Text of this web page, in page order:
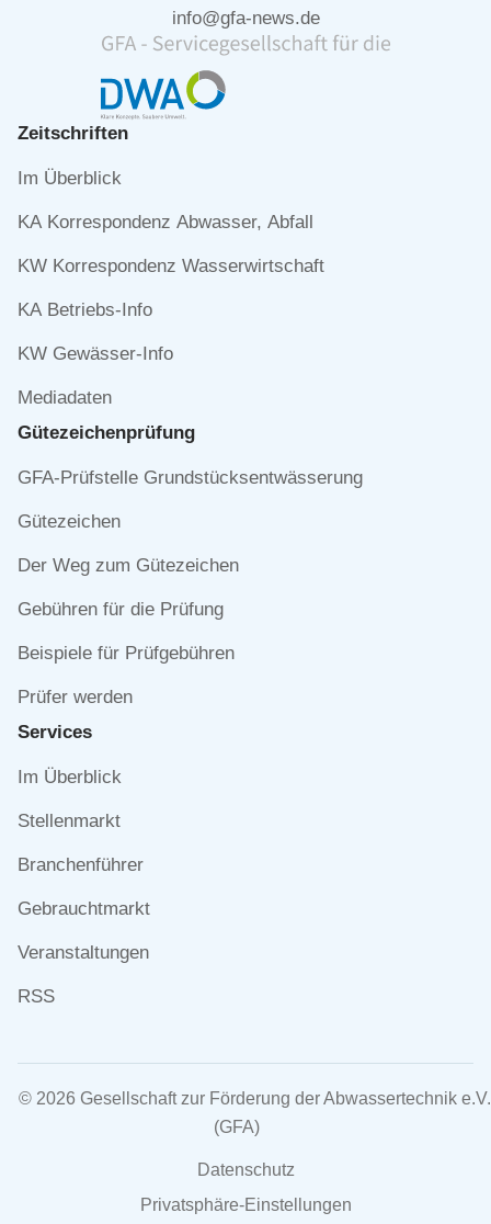
info@gfa-news.de
Zeitschriften
Navigation
Im Überblick
KA Korrespondenz Abwasser, Abfall
KW Korrespondenz Wasserwirtschaft
KA Betriebs-Info
KW Gewässer-Info
Mediadaten
Gütezeichen­prüfung
Navigation
GFA-Prüfstelle Grundstücksentwässerung
Gütezeichen
Der Weg zum Gütezeichen
Gebühren für die Prüfung
Beispiele für Prüfgebühren
Prüfer werden
Services
Navigation
Im Überblick
Stellenmarkt
Branchenführer
Gebrauchtmarkt
Veranstaltungen
RSS
© 2026 Gesellschaft zur Förderung der Abwassertechnik e.V.
(GFA)
Navigation
überspringen
Datenschutz
Privatsphäre-Einstellungen